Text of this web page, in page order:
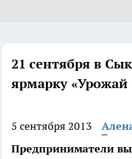
21 сентября в
ярмарку «Урожай
5 сентября 2013
Предприниматели